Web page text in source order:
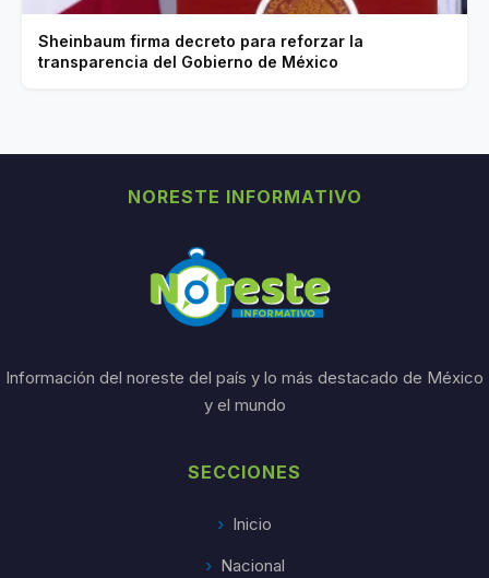
Sheinbaum firma decreto para reforzar la
transparencia del Gobierno de México
NORESTE INFORMATIVO
Información del noreste del país y lo más destacado de México
y el mundo
SECCIONES
Inicio
Nacional